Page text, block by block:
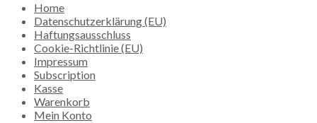
Home
Datenschutzerklärung (EU)
Haftungsausschluss
Cookie-Richtlinie (EU)
Impressum
Subscription
Kasse
Warenkorb
Mein Konto